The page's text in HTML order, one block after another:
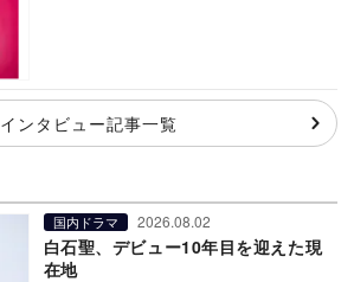
インタビュー記事一覧
国内ドラマ 2026.08.02
白石聖、デビュー10年目を迎えた現
在地